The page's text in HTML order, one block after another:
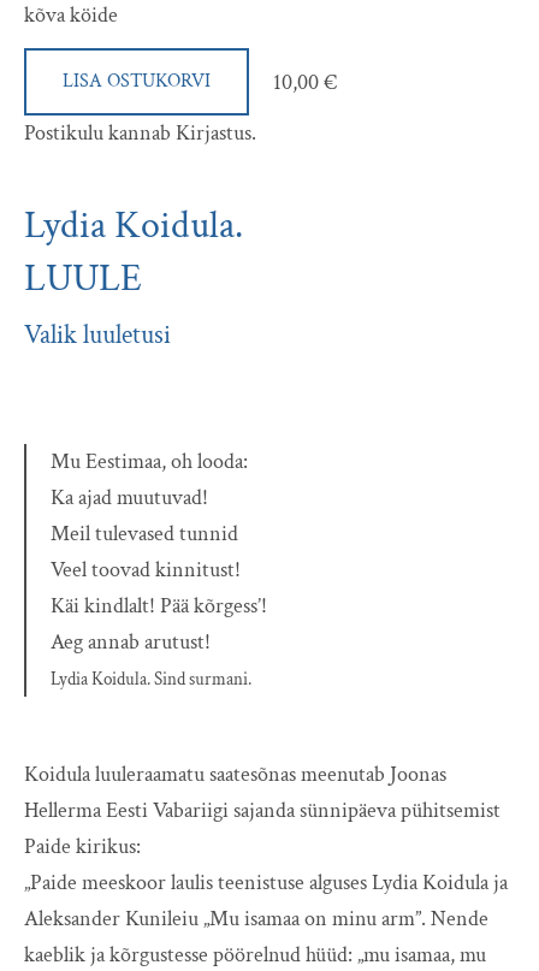
kõva köide
LISA OSTUKORVI
10,00 €
Postikulu kannab Kirjastus.
Lydia Koidula.
LUULE
Valik luuletusi
Mu Eestimaa, oh looda:
Ka ajad muutuvad!
Meil tulevased tunnid
Veel toovad kinnitust!
Käi kindlalt! Pää kõrgess’!
Aeg annab arutust!
Lydia Koidula. Sind surmani.
Koidula luuleraamatu saatesõnas meenutab Joonas
Hellerma Eesti Vabariigi sajanda sünnipäeva pühitsemist
Paide kirikus:
„Paide meeskoor laulis teenistuse alguses Lydia Koidula ja
Aleksander Kunileiu „Mu isamaa on minu arm”. Nende
kaeblik ja kõrgustesse pöörelnud hüüd: „mu isamaa, mu